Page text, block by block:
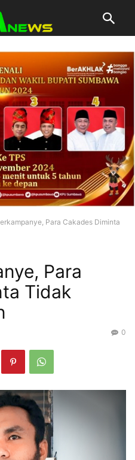
Para Cakades Diminta
Para
Tidak
0